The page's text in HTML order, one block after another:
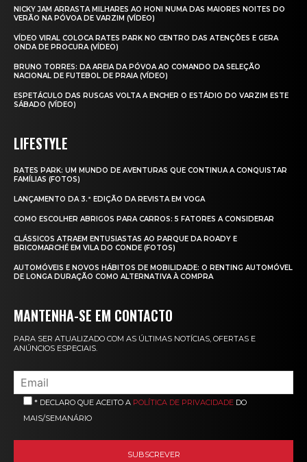
NICKY JAM ARRASTA MILHARES AO HONI NUMA DAS MAIORES NOITES DO
VERÃO NA PÓVOA DE VARZIM (VÍDEO)
VÍDEO VIRAL COLOCA RATES PARK NO CENTRO DAS ATENÇÕES E GERA
ONDA DE PROCURA (VÍDEO)
BRUNO TORRES: DA AREIA DA PÓVOA AO COMANDO DA SELEÇÃO
NACIONAL DE FUTEBOL DE PRAIA (VÍDEO)
ESPETÁCULO DAS RUSGAS VOLTA A ENCHER O ESTÁDIO DO VARZIM ESTE
SÁBADO (VÍDEO)
LIFESTYLE
RATES PARK: UM MUNDO DE AVENTURAS QUE CONTINUA A CONQUISTAR
FAMÍLIAS (FOTOS)
LANÇAMENTO DA 3.ª EDIÇÃO DA REVISTA EM VOGA
COMO ESCOLHER ABRIGOS PARA CARROS: 5 FATORES A CONSIDERAR
CLÁSSICOS ATRAEM ENTUSIASTAS AO PARQUE DA ROADY E
BRICOMARCHÉ EM VILA DO CONDE (FOTOS)
AUTOMÓVEIS E NOVOS HÁBITOS DE MOBILIDADE: O RENTING AUTOMÓVEL
DE LONGA DURAÇÃO COMO ALTERNATIVA À COMPRA
MANTENHA-SE EM CONTACTO
PARA SER ATUALIZADO COM AS ÚLTIMAS NOTÍCIAS, OFERTAS E
ANÚNCIOS ESPECIAIS.
* DECLARO QUE ACEITO A POLÍTICA DE PRIVACIDADE DO
MAIS/SEMANÁRIO